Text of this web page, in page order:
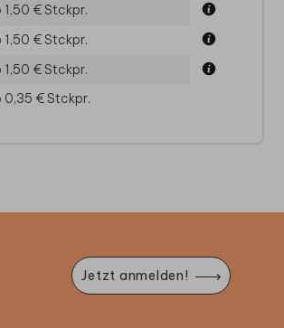
1,50 €Stckpr.
1,50 €Stckpr.
1,50 €Stckpr.
0,35 €Stckpr.
Jetzt anmelden!